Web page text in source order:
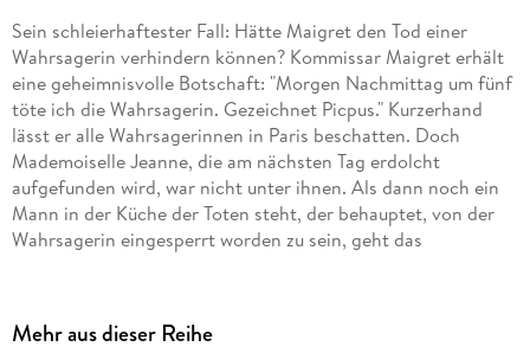
Sein schleierhaftester Fall: Hätte Maigret den Tod einer
Wahrsagerin verhindern können? Kommissar Maigret erhält
eine geheimnisvolle Botschaft: "Morgen Nachmittag um fünf
töte ich die Wahrsagerin. Gezeichnet Picpus." Kurzerhand
lässt er alle Wahrsagerinnen in Paris beschatten. Doch
Mademoiselle Jeanne, die am nächsten Tag erdolcht
aufgefunden wird, war nicht unter ihnen. Als dann noch ein
Mann in der Küche der Toten steht, der behauptet, von der
Wahrsagerin eingesperrt worden zu sein, geht das
Mehr aus dieser Reihe